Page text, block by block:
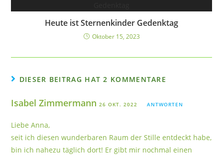
Heute ist Sternenkinder Gedenktag
Oktober 15, 2023
DIESER BEITRAG HAT 2 KOMMENTARE
Isabel Zimmermann26 OKT. 2022 ANTWORTEN
Liebe Anna,
seit ich diesen wunderbaren Raum der Stille entdeckt habe,
bin ich nahezu täglich dort! Er gibt mir nochmal einen